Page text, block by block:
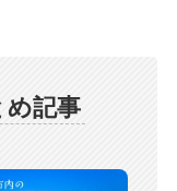
め記事